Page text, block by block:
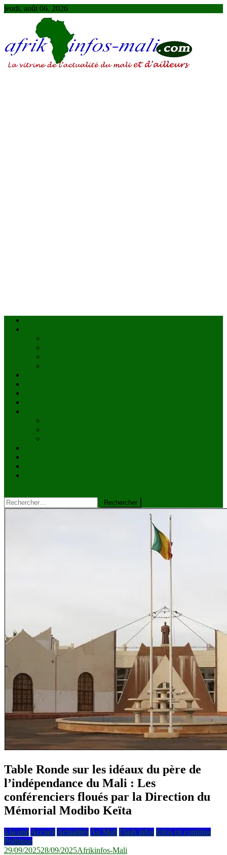
Skip
jeudi, août 06, 2026
Rechercher :
Table Ronde sur les idéaux du père de
l’indépendance du Mali : Les
conférenciers floués par la Direction du
Mémorial Modibo Keïta
à la une Accueil Actualités Au Mali Flash infos Infos en continus
Politique
29/09/202528/09/2025Afrikinfos-Mali